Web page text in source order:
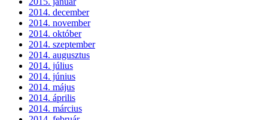
2014. december
2014. november
2014. október
2014. szeptember
2014. augusztus
2014. július
2014. június
2014. május
2014. április
2014. március